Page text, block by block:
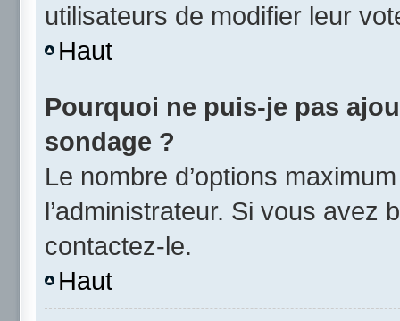
utilisateurs de modifier leur
Haut
Pourquoi ne puis-je pas
sondage ?
Le nombre d’options
l’administrateur. Si vous avez
contactez-le.
Haut